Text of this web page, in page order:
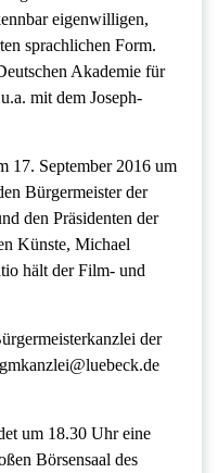
eigenwilligen,
sprachlichen Form.
Akademie für
mit dem Joseph-
17. September 2016 um
Bürgermeister der
den Präsidenten der
Künste, Michael
hält der Film- und
der
um 18.30 Uhr eine
Börsensaal des